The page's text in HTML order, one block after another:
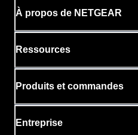
À propos de NETGEAR
Ressources
Produits et commandes
Entreprise